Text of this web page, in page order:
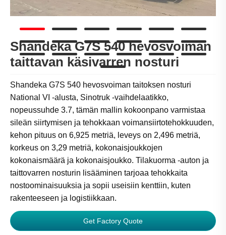
Shandeka G7S 540 hevosvoiman
taittavan käsivarren nosturi
Shandeka G7S 540 hevosvoiman taitoksen nosturi
National VI -alusta, Sinotruk -vaihdelaatikko,
nopeussuhde 3.7, tämän mallin kokoonpano varmistaa
sileän siirtymisen ja tehokkaan voimansiirtotehokkuuden,
kehon pituus on 6,925 metriä, leveys on 2,496 metriä,
korkeus on 3,29 metriä, kokonaisjoukkojen
kokonaismäärä ja kokonaisjoukko. Tilakuorma -auton ja
taittovarren nosturin lisääminen tarjoaa tehokkaita
nostoominaisuuksia ja sopii useisiin kenttiin, kuten
rakenteeseen ja logistiikkaan.
Get Factory Quote